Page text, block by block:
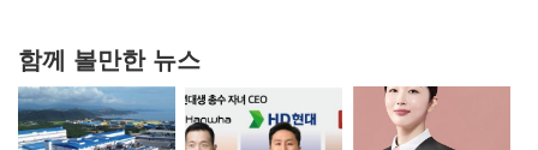
함께 볼만한 뉴스